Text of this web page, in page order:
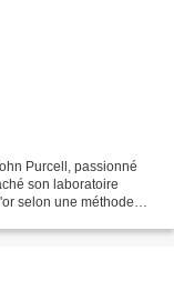
Purcell, passionné
son laboratoire
selon une méthode